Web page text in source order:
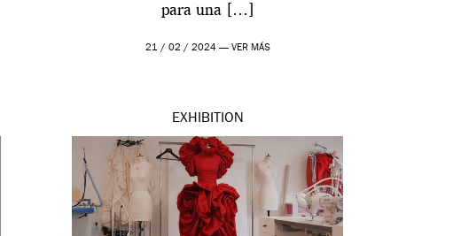
para una […]
21 / 02 / 2024 — VER MÁS
EXHIBITION